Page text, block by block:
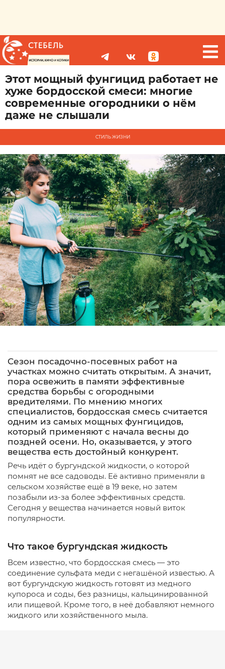
Этот мощный фунгицид работает не
хуже бордосской смеси: многие
современные огородники о нём
даже не слышали
СТИЛЬ ЖИЗНИ
Сезон посадочно-посевных работ на
участках можно считать открытым. А значит,
пора освежить в памяти эффективные
средства борьбы с огородными
вредителями. По мнению многих
специалистов, бордосская смесь считается
одним из самых мощных фунгицидов,
который применяют с начала весны до
поздней осени. Но, оказывается, у этого
вещества есть достойный конкурент.
Речь идёт о бургундской жидкости, о которой
помнят не все садоводы. Её активно применяли в
сельском хозяйстве ещё в 19 веке, но затем
позабыли из-за более эффективных средств.
Сегодня у вещества начинается новый виток
популярности.
Что такое бургундская жидкость
Всем известно, что бордосская смесь — это
соединение сульфата меди с негашёной известью. А
вот бургундскую жидкость готовят из медного
купороса и соды, без разницы, кальцинированной
или пищевой. Кроме того, в неё добавляют немного
жидкого или хозяйственного мыла.